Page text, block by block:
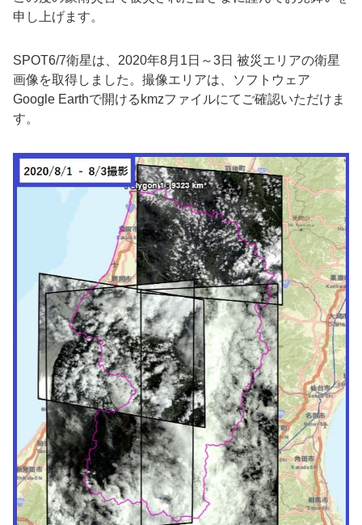
申し上げます。
SPOT6/7衛星は、2020年8月1日～3日 被災エリアの衛星
画像を取得しました。撮像エリアは、ソフトウェア
Google Earthで開けるkmzファイルにてご確認いただけま
す。